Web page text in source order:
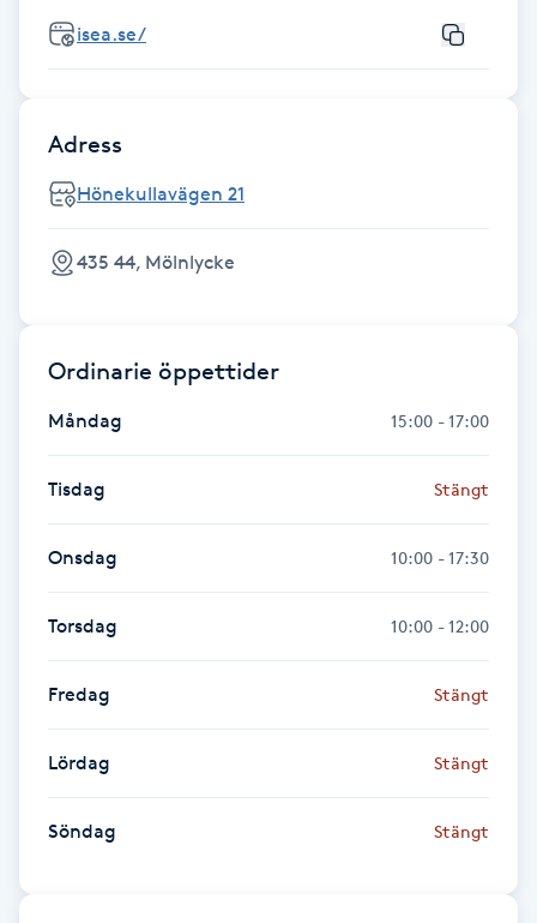
Frisör
Funktionsanalys
Färgning
Föning
Gel naglar
Gellack
Gellack med förstärkning
Gravidmassage
Gravidyoga
Gruppträning
Gua Sha-massage
Hatha Yoga
isea.se/
Adress
Hönekullavägen 21
435 44, Mölnlycke
Ordinarie öppettider
Måndag 15:00 - 17:00
Tisdag Stängt
Onsdag 10:00 - 17:30
Torsdag 10:00 - 12:00
Fredag Stängt
Lördag Stängt
Söndag Stängt